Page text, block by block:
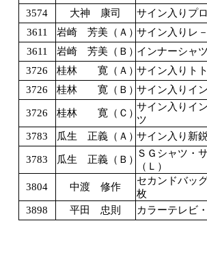
3574
大神 康司
サイン入りプ
3611
岩崎 芳美（Ａ）サイン入りレ
3611
岩崎 芳美（Ｂ）インナーシャ
3726
桂林 寛（Ａ）サイン入りト
3726
桂林 寛（Ｂ）サイン入りイ
3726 桂林 寛（Ｃ）
サイン入りイ
ツ
3783
瓜生 正義（Ａ）サイン入り新
3783 瓜生 正義（Ｂ）
ＳＧシャツ・
（Ｌ）
3804
中渡 修作
セカンドバッ
枚
3898
平田 忠則 カラーテレビ